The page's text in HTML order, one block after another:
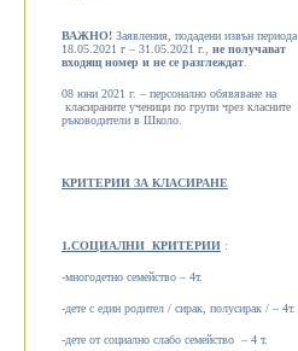
ВАЖНО! Заявления, подадени извън периода
18.05.2021 г – 31.05.2021 г., не получават
входящ номер и не се разглеждат.
08 юни 2021 г. – персонално обявяване на
класираните ученици по групи чрез класните
ръководители в Школо.
КРИТЕРИИ ЗА КЛАСИРАНЕ
1.СОЦИАЛНИ КРИТЕРИИ :
-многодетно семейство – 4т.
-дете с един родител / сирак, полусирак / – 4т.
-дете от социално слабо семейство – 4 т.